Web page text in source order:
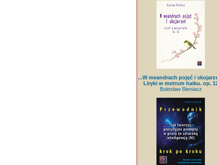
...W meandrach pojęć i
Liryki w metrum haiku. op.
Bolesław Bieniasz